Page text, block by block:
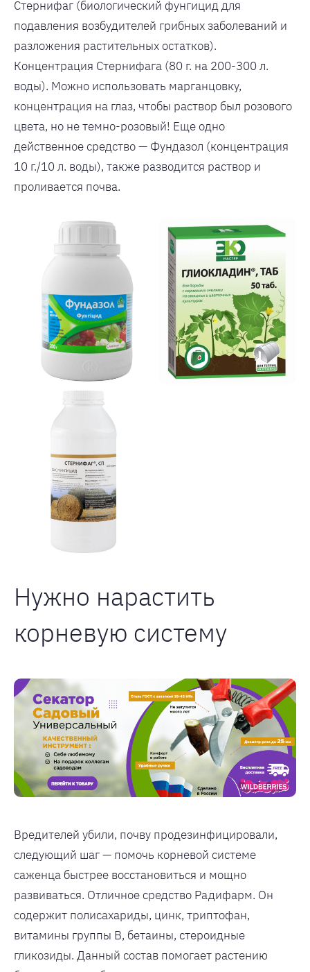
Стернифаг (биологический фунгицид для
подавления возбудителей грибных заболеваний и
разложения растительных остатков).
Концентрация Стернифага (80 г. на 200-300 л.
воды). Можно использовать марганцовку,
концентрация на глаз, чтобы раствор был розового
цвета, но не темно-розовый! Еще одно
действенное средство — Фундазол (концентрация
10 г./10 л. воды), также разводится раствор и
проливается почва.
Нужно нарастить
корневую систему
Вредителей убили, почву продезинфицировали,
следующий шаг — помочь корневой системе
саженца быстрее восстановиться и мощно
развиваться. Отличное средство Радифарм. Он
содержит полисахариды, цинк, триптофан,
витамины группы B, бетаины, стероидные
гликозиды. Данный состав помогает растению